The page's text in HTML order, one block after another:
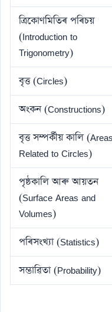
ত্ৰিকোণমিতিৰ পৰিচয়
(Introduction to
Trigonometry)
বৃত্ত (Circles)
অংকন (Constructions)
বৃত্ত সম্পৰ্কীয় কালি (Areas
Related to Circles)
পৃষ্ঠকালি আৰু আয়তন
(Surface Areas and
Volumes)
পৰিসংখ্যা (Statistics)
সম্ভাৱিতা (Probability)